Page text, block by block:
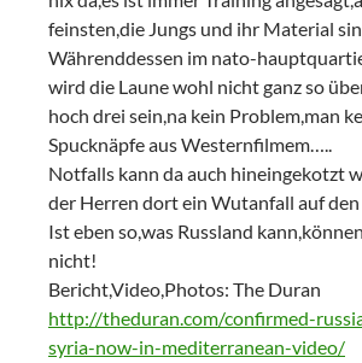
feinsten,die Jungs und ihr Material
Währenddessen im nato-
wird die Laune wohl nicht ganz so
hoch drei sein,na kein Problem,man
Spucknäpfe aus Westernfilmem…..
Notfalls kann da auch hineingekotzt
der Herren dort ein Wutanfall auf
Ist eben so,was Russland
nicht!
Bericht,Video,Photos: The Duran
http://theduran.com/confirmed-
syria-now-in-mediterranean-video/